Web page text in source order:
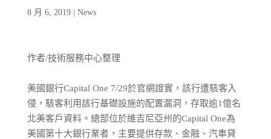
8 月 6, 2019| News
作者/技術服務中心整理
美國銀行Capital One 7/29於官網證實，該行遭駭客入
侵，駭客利用該行基礎設施的配置漏洞，存取逾1億名
北美客戶資料。總部位於維吉尼亞州的Capital One為
美國第十大銀行業者，主要提供存款、金融、汽車貸